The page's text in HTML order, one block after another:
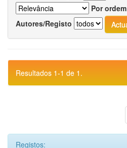
Por ordem
Autores/Registo
Resultados 1-1 de 1.
Registos: